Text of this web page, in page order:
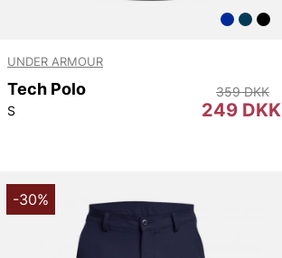
UNDER ARMOUR
Tech Polo
S 249 DKK
359 DKK
-30%